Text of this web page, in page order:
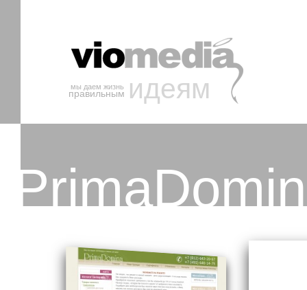
мы даем жизнь
правильным идеям